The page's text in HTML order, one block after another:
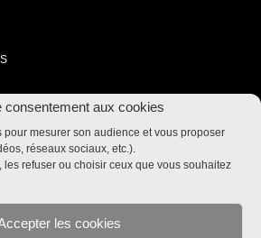
consentement aux cookies
mesurer son audience et vous proposer
réseaux sociaux, etc.).
les refuser ou choisir ceux que vous souhaitez
les cookies